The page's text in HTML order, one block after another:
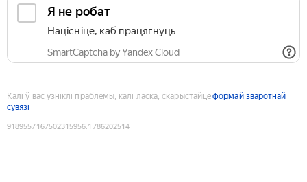
Я не робат
Націсніце, каб працягнуць
SmartCaptcha by Yandex Cloud
Калі ў вас узніклі праблемы, калі ласка, скарыстайцеформай зваротнай
сувязі
9189557167502315956:1786202514